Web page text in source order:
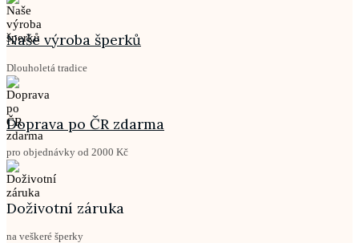
Naše výroba šperků
Dlouholetá tradice
Doprava po ČR zdarma
pro objednávky od 2000 Kč
Doživotní záruka
na veškeré šperky